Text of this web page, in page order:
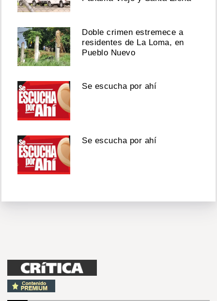
Doble crimen estremece a
residentes de La Loma, en
Pueblo Nuevo
Se escucha por ahí
Se escucha por ahí